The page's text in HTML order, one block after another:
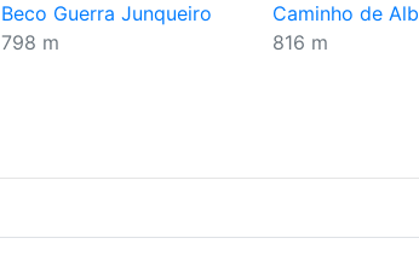
Beco Guerra Junqueiro
798 m
Caminho de
816 m